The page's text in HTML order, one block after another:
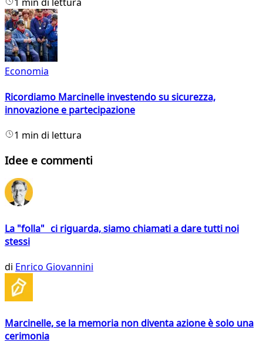
Economia
Ricordiamo Marcinelle investendo su sicurezza,
innovazione e partecipazione
1 min di lettura
Idee e commenti
La "folla" ci riguarda, siamo chiamati a dare tutti noi
stessi
di Enrico Giovannini
Marcinelle, se la memoria non diventa azione è solo una
cerimonia